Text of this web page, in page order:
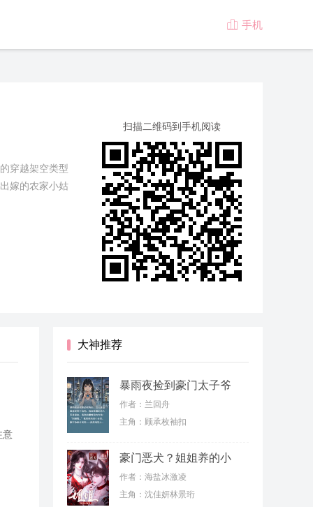
 手机
穿越架空类型
嫁的农家小姑
扫描二维码到手机阅读
意
大神推荐
暴雨夜捡到豪门太子爷
作者：兰回舟
主角：顾承枚袖扣
豪门恶犬？姐姐养的小
狗罢了
作者：海盐冰激凌
主角：沈佳妍林景珩